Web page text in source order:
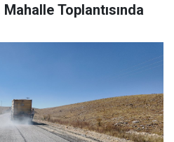
Toplantısında